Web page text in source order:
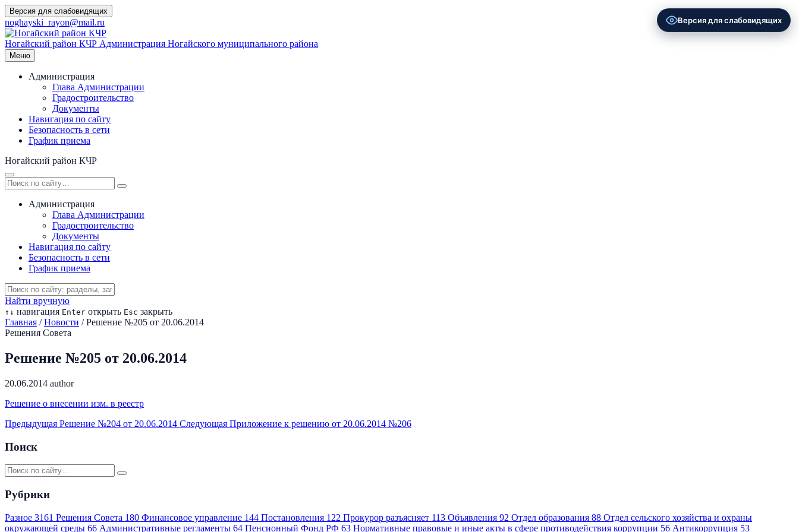
Перейти
к
содержимому
Версия для слабовидящих
noghayski_rayon@mail.ru
Ногайский район КЧР Администрация Ногайского муниципального района
Меню
Администрация
Глава Администрации
Градостроительство
Документы
Навигация по сайту
Безопасность в сети
График приема
Ногайский район КЧР
Администрация
Глава Администрации
Градостроительство
Документы
Навигация по сайту
Безопасность в сети
График приема
Найти вручную
↑ ↓ навигация Enter открыть Esc закрыть
Главная / Новости / Решение №205 от 20.06.2014
Решения Совета
Решение №205 от 20.06.2014
20.06.2014 author
Решение о внесении изм. в реестр
Предыдущая Решение №204 от 20.06.2014 Следующая Приложение к решению от 20.06.2014 №206
Поиск
Рубрики
Разное 3161 Решения Совета 180 Финансовое управление 144 Постановления 122 Прокурор разъясняет 113 Объявления 92 Отдел образования 88 Отдел сельского хозяйства и охраны
окружающей среды 66 Административные регламенты 64 Пенсионный Фонд РФ 63 Нормативные правовые и иные акты в сфере противодействия коррупции 56 Антикоррупция 53
Версия для слабовидящих